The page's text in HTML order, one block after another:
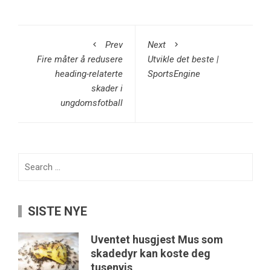
Prev
Fire måter å redusere
heading-relaterte
skader i
ungdomsfotball
Next
Utvikle det beste |
SportsEngine
SISTE NYE
Uventet husgjest Mus som
skadedyr kan koste deg